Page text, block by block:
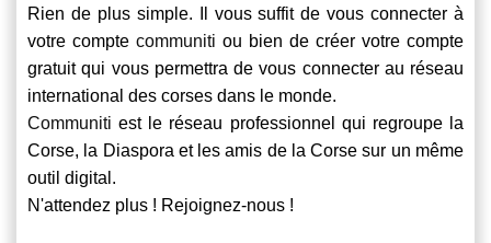
Rien de plus simple. Il vous suffit de vous connecter à
votre compte communiti ou bien de créer votre compte
gratuit qui vous permettra de vous connecter au réseau
international des corses dans le monde.
Communiti est le réseau professionnel qui regroupe la
Corse, la Diaspora et les amis de la Corse sur un même
outil digital.
N'attendez plus ! Rejoignez-nous !